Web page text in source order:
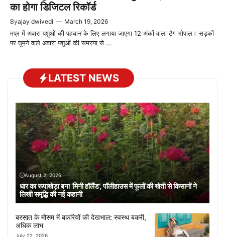
का होगा डिजिटल रिकॉर्ड
Byajay dwivedi — March 19, 2026
मप्र में अवारा पशुओं की पहचान के लिए लगाया जाएगा 12 अंकों वाला टैग भोपाल। सड़कों
पर घूमने वाले अवारा पशुओं की समस्या से ...
LATEST NEWS
August 2, 2026
धार का रूपाखेड़ा बना ‘मिनी हॉलैंड’, पॉलीहाउस में फूलों की खेती से किसानों ने
लिखी समृद्धि की नई कहानी
बरसात के मौसम में बकरियों की देखभाल: स्वस्थ बकरी,
अधिक लाभ
July 22, 2026